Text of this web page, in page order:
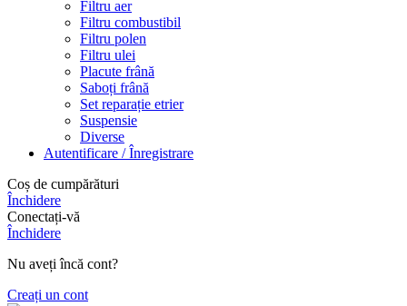
Filtru aer
Filtru combustibil
Filtru polen
Filtru ulei
Placute frână
Saboți frână
Set reparație etrier
Suspensie
Diverse
Autentificare / Înregistrare
Coș de cumpărături
Închidere
Conectați-vă
Închidere
Nu aveți încă cont?
Creați un cont